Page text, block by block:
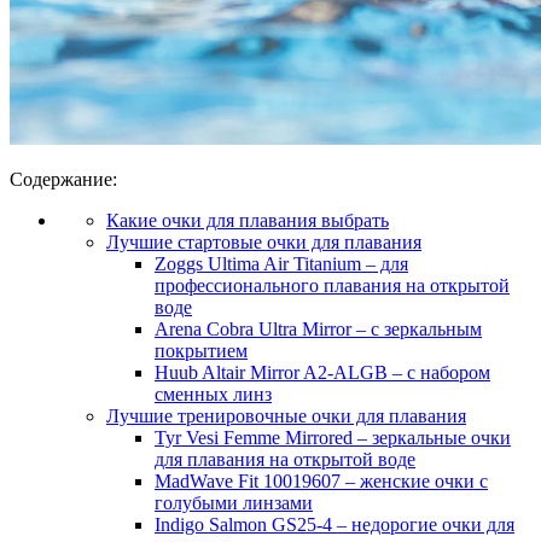
Содержание:
Какие очки для плавания выбрать
Лучшие стартовые очки для плавания
Zoggs Ultima Air Titanium – для
профессионального плавания на открытой
воде
Arena Cobra Ultra Mirror – c зеркальным
покрытием
Huub Altair Mirror A2-ALGB – c набором
сменных линз
Лучшие тренировочные очки для плавания
Tyr Vesi Femme Mirrored – зеркальные очки
для плавания на открытой воде
MadWave Fit 10019607 – женские очки с
голубыми линзами
Indigo Salmon GS25-4 – недорогие очки для